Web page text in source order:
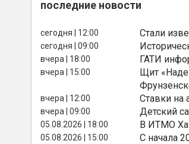
последние новости
сегодня | 12:00 Стали
сегодня | 09:00
вчера | 18:00 ГАТИ
вчера | 15:00
Щит
вчера | 12:00 Ставки на
вчера | 09:00 Детский
05.08.2026 | 18:00 В ИТМО
05.08.2026 | 15:00
С начала